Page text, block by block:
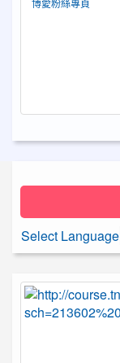
Select Language